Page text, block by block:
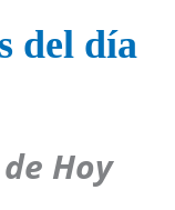
del día
Hoy